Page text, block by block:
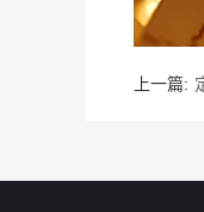
上一篇: